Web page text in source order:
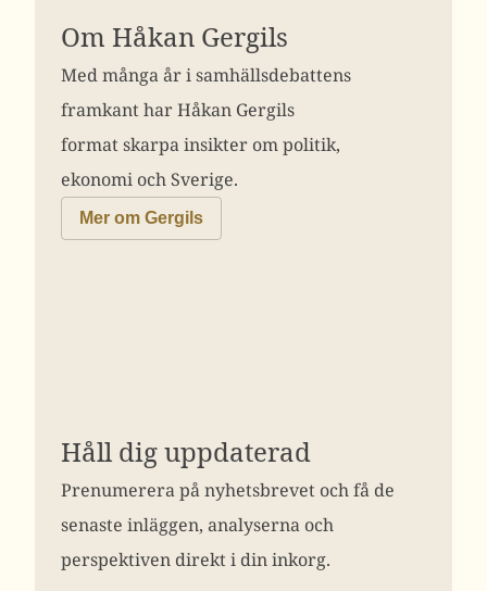
Om Håkan Gergils
Med många år i samhällsdebattens
framkant har Håkan Gergils
format skarpa insikter om politik,
ekonomi och Sverige.
Mer om Gergils
Håll dig uppdaterad
Prenumerera på nyhetsbrevet och få de
senaste inläggen, analyserna och
perspektiven direkt i din inkorg.